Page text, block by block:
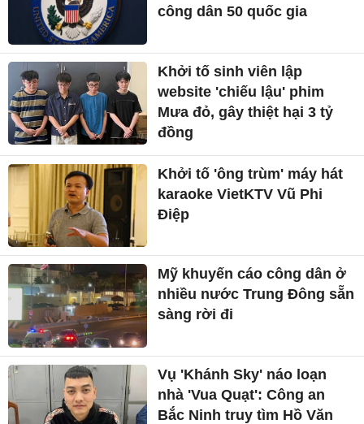
công dân 50 quốc gia
Khởi tố sinh viên lập
website 'chiếu lậu' phim
Mưa đỏ, gây thiệt hại 3 tỷ
đồng
Khởi tố 'ông trùm' máy hát
karaoke VietKTV Vũ Phi
Điệp
Mỹ khuyến cáo công dân ở
nhiều nước Trung Đông sẵn
sàng rời đi
Vụ 'Khánh Sky' náo loạn
nhà 'Vua Quạt': Công an
Bắc Ninh truy tìm Hồ Văn